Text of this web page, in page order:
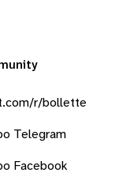
r/bollette
Telegram
Facebook